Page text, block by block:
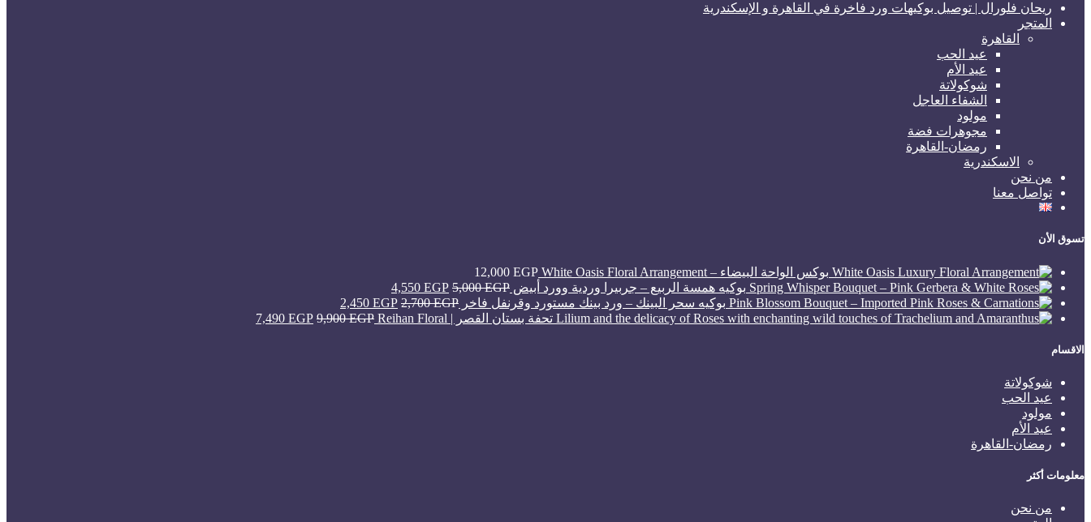
ريحان فلورال | توصيل بوكيهات ورد فاخرة في القاهرة و الإسكندرية
المتجر
القاهرة
عيد الحب
عيد الأم
شوكولاتة
الشفاء العاجل
مولود
مجوهرات فضة
رمضان-القاهرة
الاسكندرية
من نحن
تواصل معنا
تسوق الأن
بوكس الواحة البيضاء – White Oasis Floral Arrangement 12,000 EGP
بوكيه همسة الربيع – جربيرا وردية وورد أبيض
5,000EGP
4,550 EGP
بوكيه سحر البينك – ورد بينك مستورد وقرنفل فاخر
2,700EGP
2,450 EGP
تحفة بستان القصر | Reihan Floral
9,900EGP
7,490 EGP
الاقسام
شوكولاتة
عيد الحب
مولود
عيد الأم
رمضان-القاهرة
معلومات أكثر
من نحن